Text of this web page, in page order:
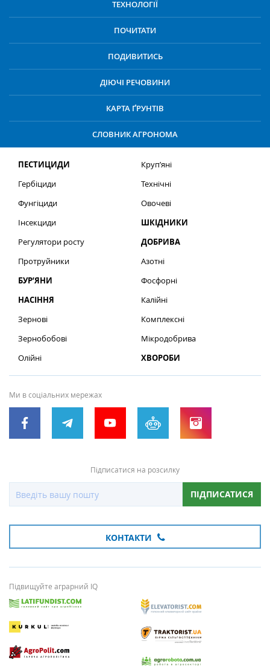
ТЕХНОЛОГІЇ
ПОЧИТАТИ
ПОДИВИТИСЬ
ДІЮЧІ РЕЧОВИНИ
КАРТА ҐРУНТІВ
СЛОВНИК АГРОНОМА
ПЕСТИЦИДИ
Гербіциди
Фунгіциди
Інсекциди
Регулятори росту
Протруйники
БУР’ЯНИ
НАСІННЯ
Зернові
Зернобобові
Олійні
Круп’яні
Технічні
Овочеві
ШКІДНИКИ
ДОБРИВА
Азотні
Фосфорні
Калійні
Комплексні
Мікродобрива
ХВОРОБИ
Ми в соціальних мережах
Підписатися на розсилку
ПІДПИСАТИСЯ
КОНТАКТИ
Підвищуйте аграрний IQ